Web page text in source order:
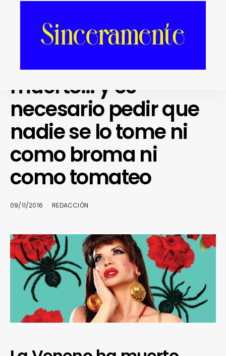
LIFE WITH STYLE ESPECIALES
La Veneno ha
muerto… y es
necesario pedir que
nadie se lo tome ni
como broma ni
como tomateo
09/11/2016 REDACCIÓN